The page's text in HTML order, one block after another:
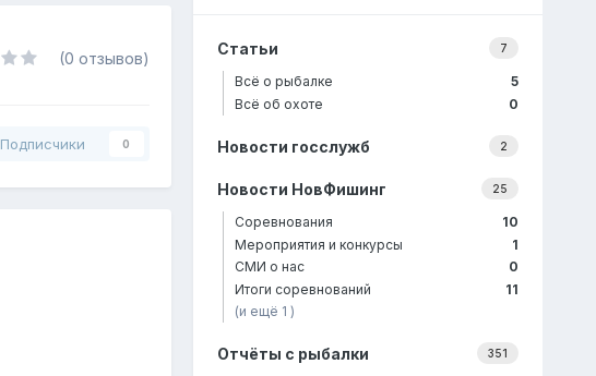
(0 отзывов)
Подписчики 0
7
Статьи
5
Всё о рыбалке
0
Всё об охоте
2
Новости госслужб
25
Новости НовФишинг
10
Соревнования
1
Мероприятия и конкурсы
0
СМИ о нас
11
Итоги соревнований
(и ещё 1 )
351
Отчёты с рыбалки